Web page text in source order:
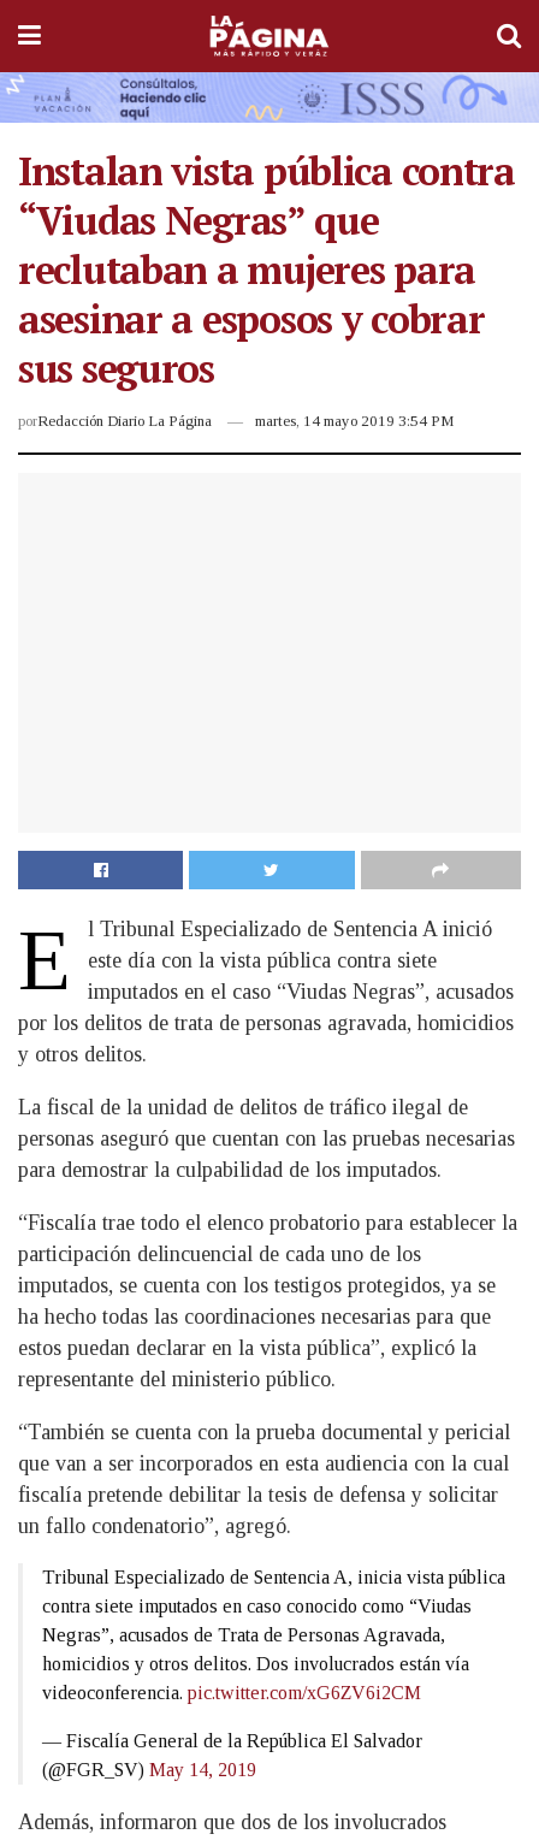
Instalan vista pública contra
“Viudas Negras” que
reclutaban a mujeres para
asesinar a esposos y cobrar
sus seguros
porRedacción Diario La Página martes, 14 mayo 2019 3:54 PM
E
l Tribunal Especializado de Sentencia A inició
este día con la vista pública contra siete
imputados en el caso “Viudas Negras”, acusados
por los delitos de trata de personas agravada, homicidios
y otros delitos.
La fiscal de la unidad de delitos de tráfico ilegal de
personas aseguró que cuentan con las pruebas necesarias
para demostrar la culpabilidad de los imputados.
“Fiscalía trae todo el elenco probatorio para establecer la
participación delincuencial de cada uno de los
imputados, se cuenta con los testigos protegidos, ya se
ha hecho todas las coordinaciones necesarias para que
estos puedan declarar en la vista pública”, explicó la
representante del ministerio público.
“También se cuenta con la prueba documental y pericial
que van a ser incorporados en esta audiencia con la cual
fiscalía pretende debilitar la tesis de defensa y solicitar
un fallo condenatorio”, agregó.
Tribunal Especializado de Sentencia A, inicia vista pública
contra siete imputados en caso conocido como “Viudas
Negras”, acusados de Trata de Personas Agravada,
homicidios y otros delitos. Dos involucrados están vía
videoconferencia. pic.twitter.com/xG6ZV6i2CM
— Fiscalía General de la República El Salvador
(@FGR_SV) May 14, 2019
Además, informaron que dos de los involucrados